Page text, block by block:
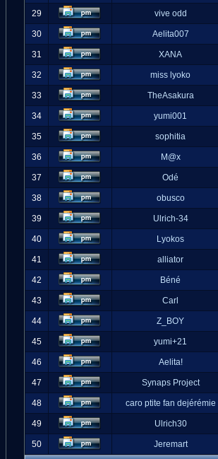
29 vive odd
30 Aelita007
31 XANA
32 miss lyoko
33 TheAsakura
34 yumi001
35 sophitia
36 M@x
37 Odé
38 obusco
39 Ulrich-34
40 Lyokos
41 alliator
42 Béné
43 Carl
44 Z_BOY
45 yumi+21
46 Aelita!
47 Synaps Project
48 caro ptite fan dejérémie
49 Ulrich30
50 Jeremart